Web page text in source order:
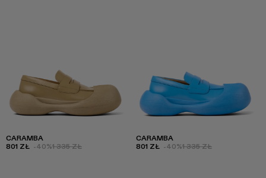
CARAMBA
801 ZŁ -40%1 335 ZŁ
CARAMBA
801 ZŁ -40%1 335 ZŁ